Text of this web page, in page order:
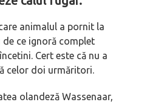
animalul a pornit la
ce ignoră complet
Cert este că nu a
celor doi urmăritori.
olandeză Wassenaar,